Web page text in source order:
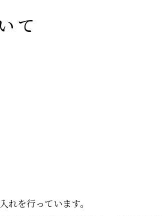
て
を行っています。